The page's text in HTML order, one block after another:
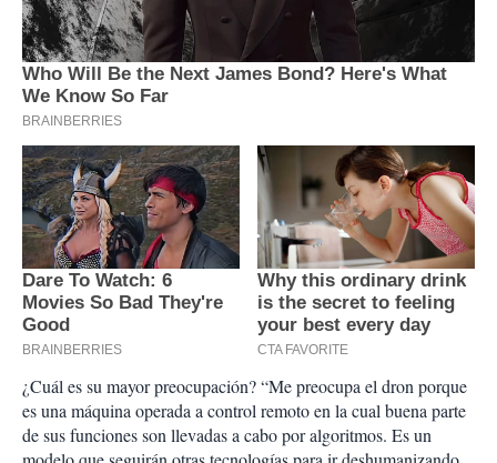
¿Cuál es su mayor preocupación? “Me preocupa el dron porque
es una máquina operada a control remoto en la cual buena parte
de sus funciones son llevadas a cabo por algoritmos. Es un